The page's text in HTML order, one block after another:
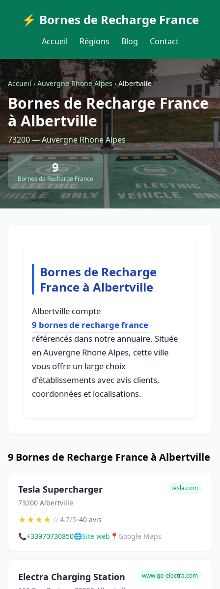
⚡ Bornes de Recharge France
Accueil Régions Blog Contact
Accueil›Auvergne Rhone Alpes›Albertville
Bornes de Recharge France
à Albertville
73200 — Auvergne Rhone Alpes
9
Bornes de Recharge France
Bornes de Recharge
France à Albertville
Albertville compte
9 bornes de recharge france
référencés dans notre annuaire. Située
en Auvergne Rhone Alpes, cette ville
vous offre un large choix
d'établissements avec avis clients,
coordonnées et localisations.
9 Bornes de Recharge France à Albertville
Tesla Supercharger
73200 Albertville
tesla.com
★★★★☆4.7/5•40 avis
📞+33970730850🌐Site web 📍 Google Maps
Electra Charging Station www.go-electra.com